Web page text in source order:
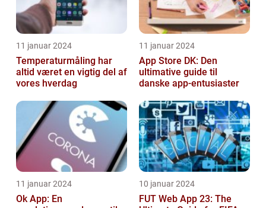
11 januar 2024
Temperaturmåling har
altid været en vigtig del af
vores hverdag
11 januar 2024
App Store DK: Den
ultimative guide til
danske app-entusiaster
11 januar 2024
Ok App: En
10 januar 2024
FUT Web App 23: The